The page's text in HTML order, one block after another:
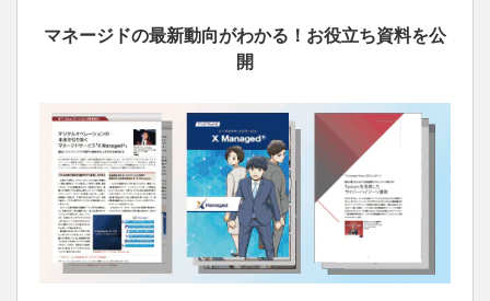
マネージドの最新動向がわかる！お役立ち資料を公
開